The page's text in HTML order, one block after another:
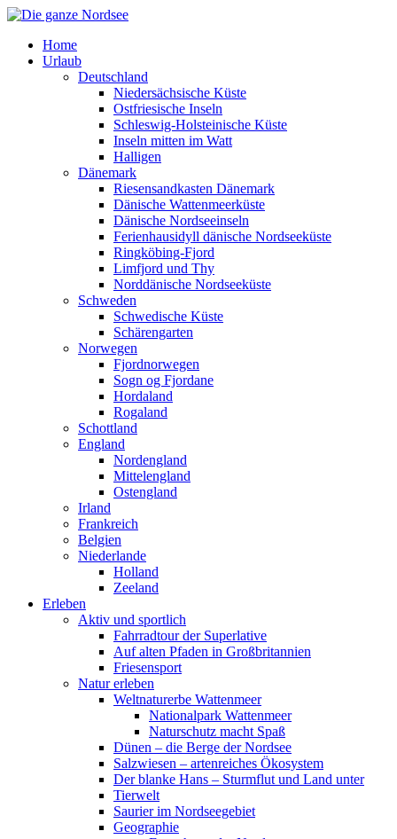
Home
Urlaub
Deutschland
Niedersächsische Küste
Ostfriesische Inseln
Schleswig-Holsteinische Küste
Inseln mitten im Watt
Halligen
Dänemark
Riesensandkasten Dänemark
Dänische Wattenmeerküste
Dänische Nordseeinseln
Ferienhausidyll dänische Nordseeküste
Ringköbing-Fjord
Limfjord und Thy
Norddänische Nordseeküste
Schweden
Schwedische Küste
Schärengarten
Norwegen
Fjordnorwegen
Sogn og Fjordane
Hordaland
Rogaland
Schottland
England
Nordengland
Mittelengland
Ostengland
Irland
Frankreich
Belgien
Niederlande
Holland
Zeeland
Erleben
Aktiv und sportlich
Fahrradtour der Superlative
Auf alten Pfaden in Großbritannien
Friesensport
Natur erleben
Weltnaturerbe Wattenmeer
Nationalpark Wattenmeer
Naturschutz macht Spaß
Dünen – die Berge der Nordsee
Salzwiesen – artenreiches Ökosystem
Der blanke Hans – Sturmflut und Land unter
Tierwelt
Saurier im Nordseegebiet
Geographie